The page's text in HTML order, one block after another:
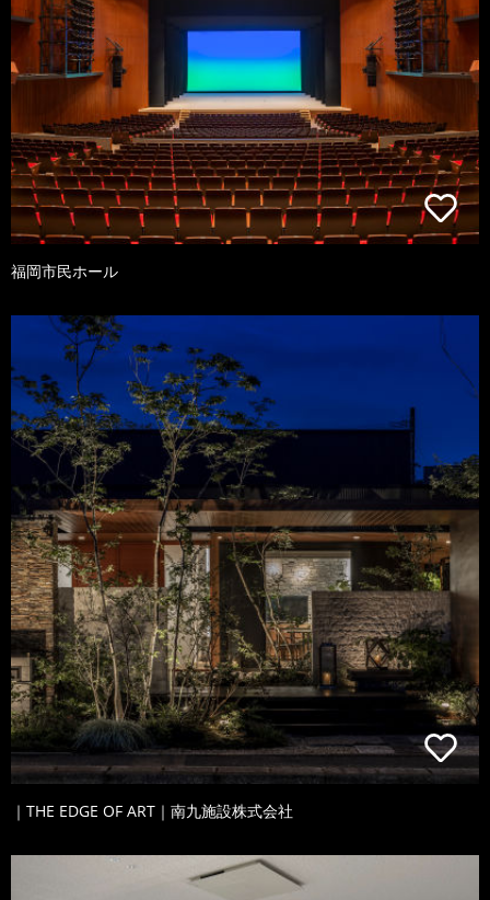
福岡市民ホール
｜THE EDGE OF ART｜南九施設株式会社